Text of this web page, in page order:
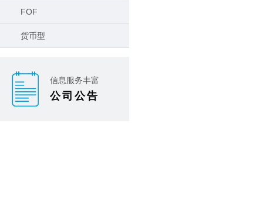
FOF
货币型
信息服务丰富
公司公告